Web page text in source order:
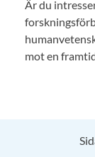
Är du
mot en